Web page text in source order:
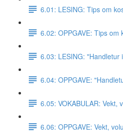
6.01: LESING: Tips om
6.02: OPPGAVE: Tips om
6.03: LESING: "Handletur
6.04: OPPGAVE:
6.05: VOKABULAR: Vekt,
6.06: OPPGAVE: Vekt,